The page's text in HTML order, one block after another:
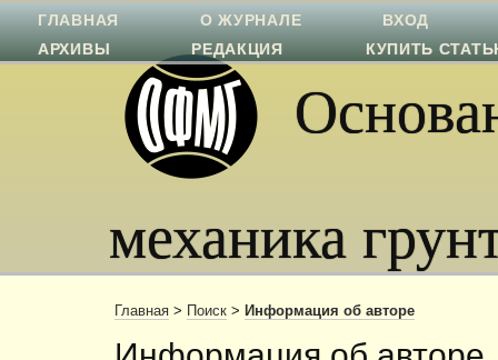
механика
ГЛАВНАЯ О ЖУРНАЛЕ
ВХОД
АРХИВЫ
РЕДАКЦИЯ КУПИТЬ
Главная > Поиск > Информация об авторе